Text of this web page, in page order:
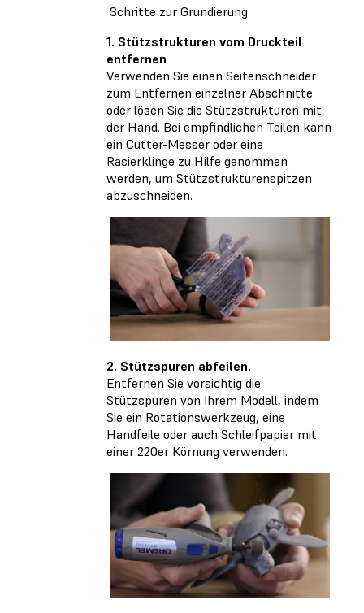
Schritte zur Grundierung
1. Stützstrukturen vom Druckteil
entfernen
Verwenden Sie einen Seitenschneider
zum Entfernen einzelner Abschnitte
oder lösen Sie die Stützstrukturen mit
der Hand. Bei empfindlichen Teilen kann
ein Cutter-Messer oder eine
Rasierklinge zu Hilfe genommen
werden, um Stützstrukturenspitzen
abzuschneiden.
2. Stützspuren abfeilen.
Entfernen Sie vorsichtig die
Stützspuren von Ihrem Modell, indem
Sie ein Rotationswerkzeug, eine
Handfeile oder auch Schleifpapier mit
einer 220er Körnung verwenden.